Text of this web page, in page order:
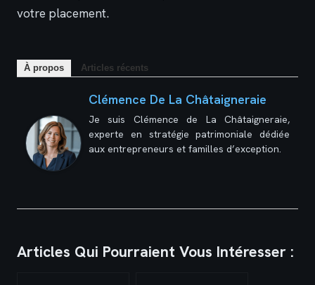
votre placement.
À propos Articles récents
Clémence De La Châtaigneraie
Je suis Clémence de La Châtaigneraie,
experte en stratégie patrimoniale dédiée
aux entrepreneurs et familles d’exception.
Articles Qui Pourraient Vous Intéresser :